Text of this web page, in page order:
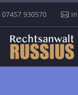
07457 930570